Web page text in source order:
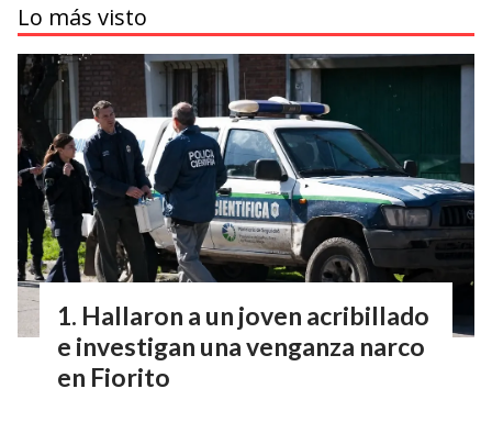
Lo más visto
Hallaron a un joven acribillado
e investigan una venganza narco
en Fiorito